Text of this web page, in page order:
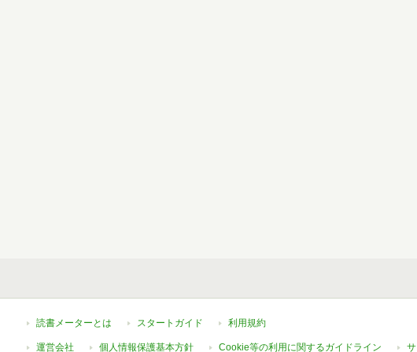
読書メーターとは スタートガイド 利用規約
運営会社 個人情報保護基本方針 Cookie等の利用に関するガイドライン